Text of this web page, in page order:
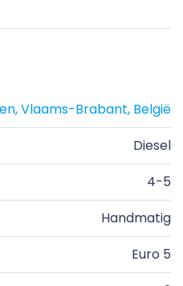
Vlaams-Brabant, België
Diesel
4-5
Handmatig
Euro 5